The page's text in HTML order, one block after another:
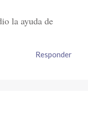
la ayuda de
Responder